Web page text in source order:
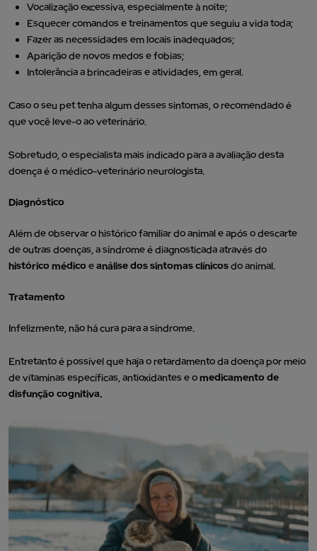
Vocalização excessiva, especialmente à noite;
Esquecer comandos e treinamentos que seguiu a vida toda;
Fazer as necessidades em locais inadequados;
Aparição de novos medos e fobias;
Intolerância a brincadeiras e atividades, em geral.
Caso o seu pet tenha algum desses sintomas, o recomendado é
que você leve-o ao veterinário.
Sobretudo, o especialista mais indicado para a avaliação desta
doença é o médico-veterinário neurologista.
Diagnóstico
Além de observar o histórico familiar do animal e após o descarte
de outras doenças, a síndrome é diagnosticada através do
histórico médico eanálise dos sintomas clínicosdo animal.
Tratamento
Infelizmente, não há cura para a síndrome.
Entretanto é possível que haja o retardamento da doença por meio
de vitaminas específicas, antioxidantes e omedicamento de
disfunção cognitiva.